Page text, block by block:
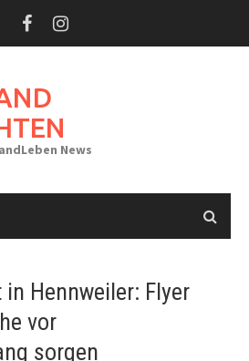
News
Hennweiler: Flyer
vor
sorgen